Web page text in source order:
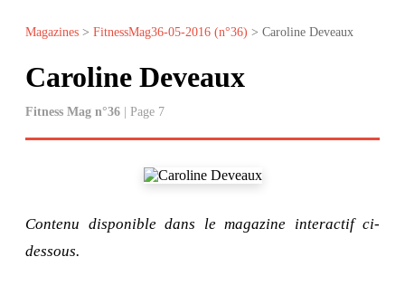
Magazines > FitnessMag36-05-2016 (n°36) > Caroline Deveaux
Caroline Deveaux
Fitness Mag n°36 | Page 7
Contenu disponible dans le magazine interactif ci-
dessous.